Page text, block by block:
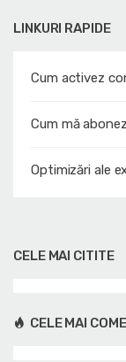
LINKURI RAPIDE
Cum activez
Cum mă
Optimizări ale
CELE MAI CITITE
CELE MAI